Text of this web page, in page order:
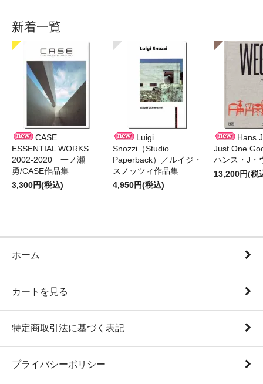
新着一覧
CASE
ESSENTIAL WORKS
2002-2020 一ノ瀬
勇/CASE作品集
3,300円(税込)
Luigi
Snozzi（Studio
Paperback）／ルイジ・
スノッツィ作品集
4,950円(税込)
Hans
Just One
ハンス・J・
13,200円(税
ホーム
カートを見る
特定商取引法に基づく表記
プライバシーポリシー